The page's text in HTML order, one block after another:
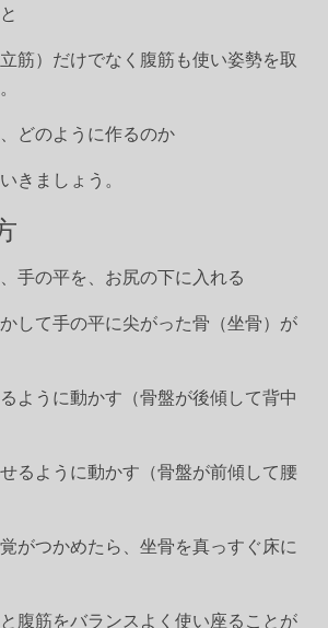
筋）だけでなく腹筋も使い姿勢を取
どのように作るのか
きましょう。
手の平を、お尻の下に入れる
して手の平に尖がった骨（坐骨）が
ように動かす（骨盤が後傾して背中
るように動かす（骨盤が前傾して腰
がつかめたら、坐骨を真っすぐ床に
腹筋をバランスよく使い座ることが